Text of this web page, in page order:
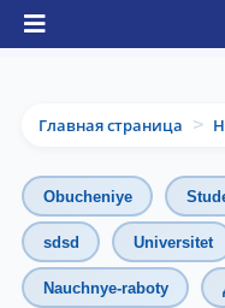
Главная страница >
Obucheniye
sdsd Universitet
Nauchnye-raboty
Чат приёмной
Онлайн